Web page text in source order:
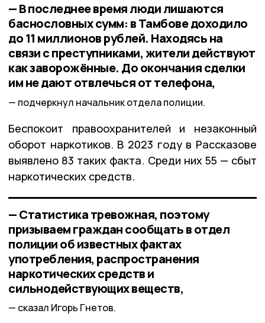
— В последнее время люди лишаются
баснословных сумм: в Тамбове доходило
до 11 миллионов рублей. Находясь на
связи с преступниками, жители действуют
как заворожённые. До окончания сделки
им не дают отвлечься от телефона,
подчеркнул начальник отдела полиции.
Беспокоит правоохранителей и незаконный
оборот наркотиков. В 2023 году в Рассказове
выявлено 83 таких факта. Среди них 55 — сбыт
наркотических средств.
— Статистика тревожная, поэтому
призываем граждан сообщать в отдел
полиции об известных фактах
употребления, распространения
наркотических средств и
сильнодействующих веществ,
сказал Игорь Гнетов.